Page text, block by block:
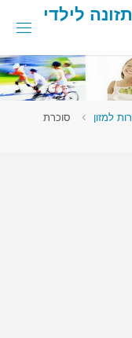
תזונה לילדי
למזון
סוכרת